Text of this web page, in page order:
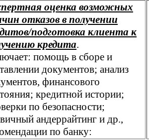
оценка возможных
отказов в получении
подготовка клиента к
кредита.
помощь в сборе и
документов; анализ
финансового
кредитной истории;
по безопасности;
андеррайтинг и др.,
по банку: